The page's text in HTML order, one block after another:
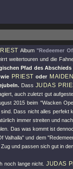
Album"Redeemer
weitertouren und die
Pfad des
PRIEST oder MAIDEN
Dass JUDAS
auch zuletzt gut
2015 beim "Wacken
sind. Dass nicht alles perfekt
immer streiten und
Das was kommt ist
Valhalla" und dem
und passen sich gut in
noch lange nicht.JUDAS